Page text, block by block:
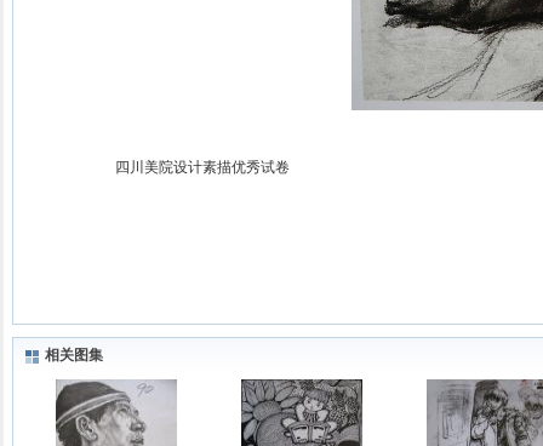
四川美院设计素描优秀试卷
相关图集